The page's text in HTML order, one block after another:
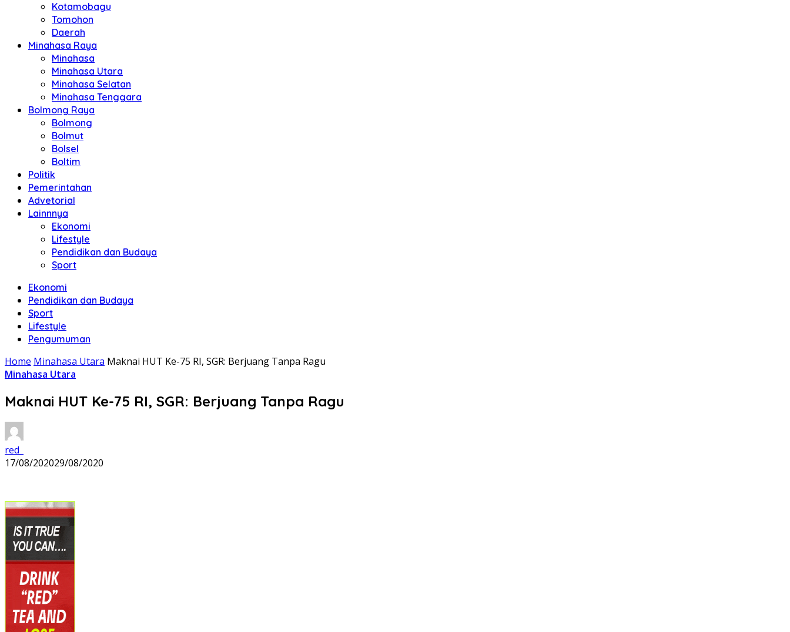
Kotamobagu
Tomohon
Daerah
Minahasa Raya
Minahasa
Minahasa Utara
Minahasa Selatan
Minahasa Tenggara
Bolmong Raya
Bolmong
Bolmut
Bolsel
Boltim
Politik
Pemerintahan
Advetorial
Lainnnya
Ekonomi
Lifestyle
Pendidikan dan Budaya
Sport
Ekonomi
Pendidikan dan Budaya
Sport
Lifestyle
Pengumuman
Home Minahasa Utara Maknai HUT Ke-75 RI, SGR: Berjuang Tanpa Ragu
Minahasa Utara
Maknai HUT Ke-75 RI, SGR: Berjuang Tanpa Ragu
red_
17/08/202029/08/2020